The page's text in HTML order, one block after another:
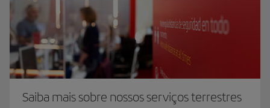
Saiba mais sobre nossos serviços terrestres